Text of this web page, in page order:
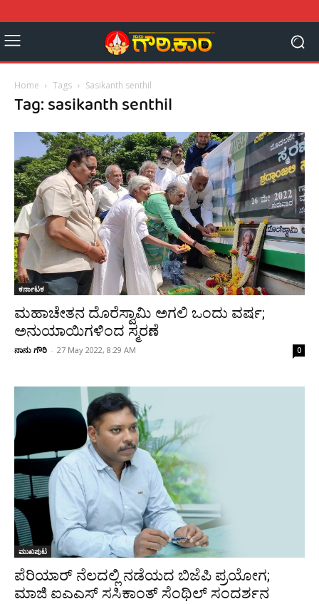
Home Tags Sasikanth senthil
Tag: sasikanth senthil
ಕರ್ನಾಟಕ
ಮಹಾಚೇತನ ದೊರೆಸ್ವಾಮಿ ಅಗಲಿ ಒಂದು ವರ್ಷ;
ಅನುಯಾಯಿಗಳಿಂದ ಸ್ಮರಣೆ
ನಾನು ಗೌರಿ - 27 May 2022, 8:29 AM 0
ಮುಖಪುಟ
ಪೆರಿಯಾರ್ ನೆಲದಲ್ಲಿ ನಡೆಯದ ಬಿಜೆಪಿ ಪ್ರಯೋಗ;
ಮಾಜಿ ಐಎಎಸ್ ಸಸಿಕಾಂತ್ ಸೆಂಥಿಲ್ ಸಂದರ್ಶನ